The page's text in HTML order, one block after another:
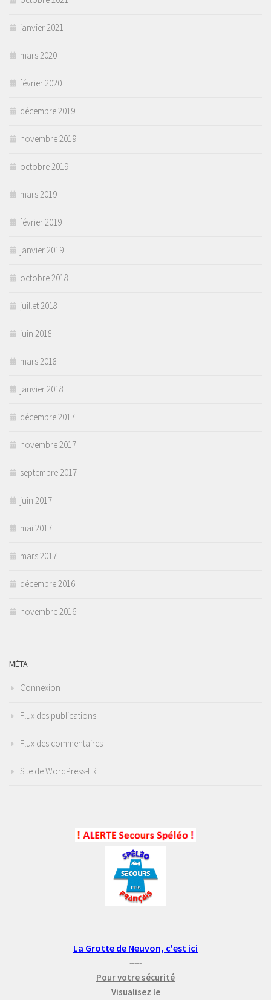
janvier 2021
mars 2020
février 2020
décembre 2019
novembre 2019
octobre 2019
mars 2019
février 2019
janvier 2019
octobre 2018
juillet 2018
juin 2018
mars 2018
janvier 2018
décembre 2017
novembre 2017
septembre 2017
juin 2017
mai 2017
mars 2017
décembre 2016
novembre 2016
MÉTA
Connexion
Flux des publications
Flux des commentaires
Site de WordPress-FR
La Grotte de Neuvon, c'est ici
-----
Pour votre sécurité
Visualisez le